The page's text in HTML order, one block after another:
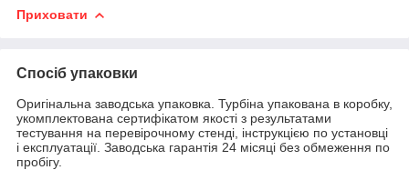
Приховати
Спосіб упаковки
Оригінальна заводська упаковка. Турбіна упакована в коробку,
укомплектована сертифікатом якості з результатами
тестування на перевірочному стенді, інструкцією по установці
і експлуатації. Заводська гарантія 24 місяці без обмеження по
пробігу.